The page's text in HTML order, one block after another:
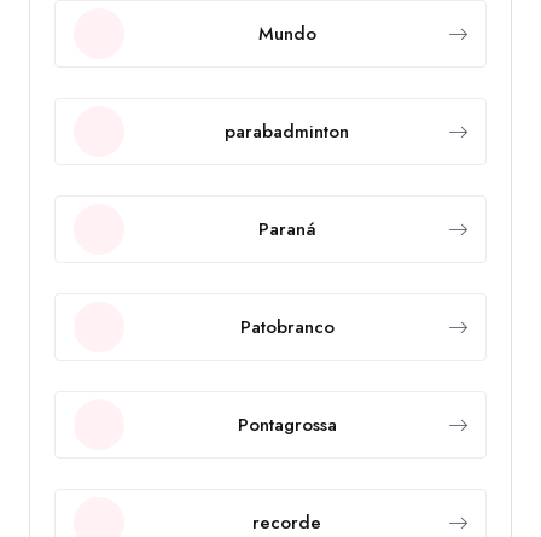
Mundo
parabadminton
Paraná
Patobranco
Pontagrossa
recorde